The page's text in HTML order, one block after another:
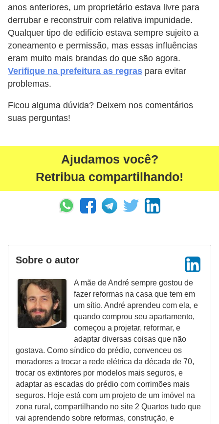
anos anteriores, um proprietário estava livre para
derrubar e reconstruir com relativa impunidade.
Qualquer tipo de edifício estava sempre sujeito a
zoneamento e permissão, mas essas influências
eram muito mais brandas do que são agora.
Verifique na prefeitura as regras para evitar
problemas.
Ficou alguma dúvida? Deixem nos comentários
suas perguntas!
Ajudamos você?
Retribua compartilhando!
Sobre o autor
A mãe de André sempre gostou de
fazer reformas na casa que tem em
um sítio. André aprendeu com ela, e
quando comprou seu apartamento,
começou a projetar, reformar, e
adaptar diversas coisas que não
gostava. Como síndico do prédio, convenceu os
moradores a trocar a rede elétrica da década de 70,
trocar os extintores por modelos mais seguros, e
adaptar as escadas do prédio com corrimões mais
seguros. Hoje está com um projeto de um imóvel na
zona rural, compartilhando no site 2 Quartos tudo que
vai aprendendo sobre reformas, construção, e